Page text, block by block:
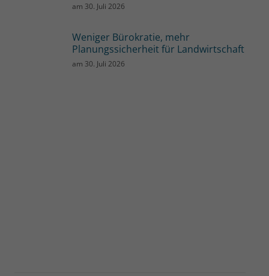
am 30. Juli 2026
Weniger Bürokratie, mehr
Planungssicherheit für Landwirtschaft
am 30. Juli 2026